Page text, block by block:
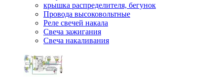
крышка распределителя, бегунок
Провода высоковольтные
Реле свечей накала
Свеча зажигания
Свеча накаливания